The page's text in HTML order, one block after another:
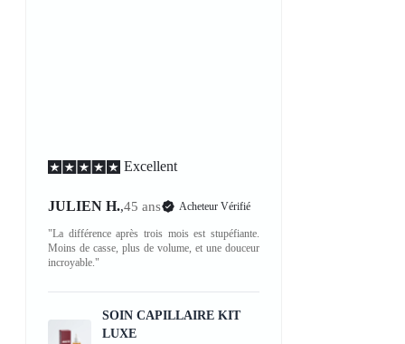
Excellent
JULIEN H.,45 ans Acheteur Vérifié
"La différence après trois mois est stupéfiante.
Moins de casse, plus de volume, et une douceur
incroyable."
SOIN CAPILLAIRE KIT
LUXE